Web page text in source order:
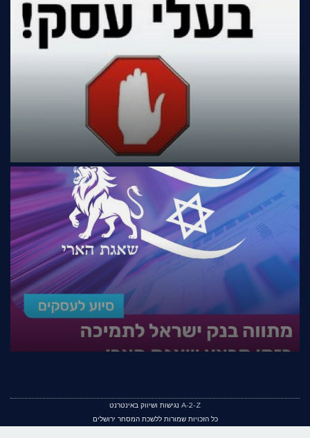
A-2-Z נגישות ושיווק באינטרנט
כל הזכויות שמורות ללשכת המסחר ירושלים